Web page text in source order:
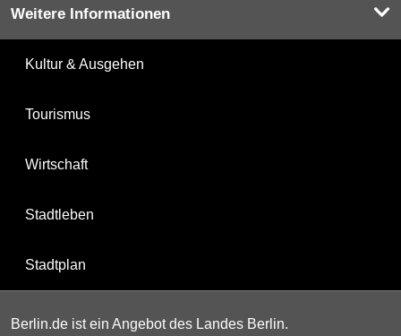
Weitere Informationen
Kultur & Ausgehen
Tourismus
Wirtschaft
Stadtleben
Stadtplan
Berlin.de ist ein Angebot des Landes Berlin.